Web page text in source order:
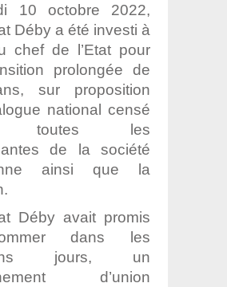
10 octobre 2022,
Déby a été investi à
chef de l’Etat pour
prolongée de
sur proposition
national censé
toutes les
de la société
ainsi que la
Déby avait promis
dans les
jours, un
d’union